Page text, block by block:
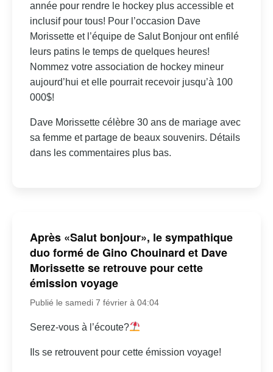
année pour rendre le hockey plus accessible et
inclusif pour tous! Pour l’occasion Dave
Morissette et l’équipe de Salut Bonjour ont enfilé
leurs patins le temps de quelques heures!
Nommez votre association de hockey mineur
aujourd’hui et elle pourrait recevoir jusqu’à 100
000$!
Dave Morissette célèbre 30 ans de mariage avec
sa femme et partage de beaux souvenirs. Détails
dans les commentaires plus bas.
Après «Salut bonjour», le sympathique
duo formé de Gino Chouinard et Dave
Morissette se retrouve pour cette
émission voyage
Publié le samedi 7 février à 04:04
Serez-vous à l’écoute?
Ils se retrouvent pour cette émission voyage!